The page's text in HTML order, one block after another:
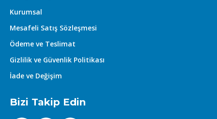
Kurumsal
Mesafeli Satış Sözleşmesi
Ödeme ve Teslimat
Gizlilik ve Güvenlik Politikası
İade ve Değişim
Bizi Takip Edin